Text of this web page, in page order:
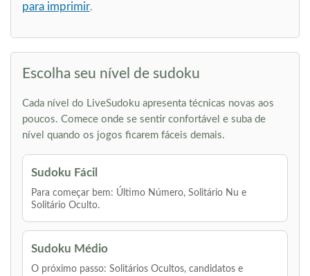
para imprimir.
Escolha seu nível de sudoku
Cada nível do LiveSudoku apresenta técnicas novas aos
poucos. Comece onde se sentir confortável e suba de
nível quando os jogos ficarem fáceis demais.
Sudoku Fácil
Para começar bem: Último Número, Solitário Nu e
Solitário Oculto.
Sudoku Médio
O próximo passo: Solitários Ocultos, candidatos e